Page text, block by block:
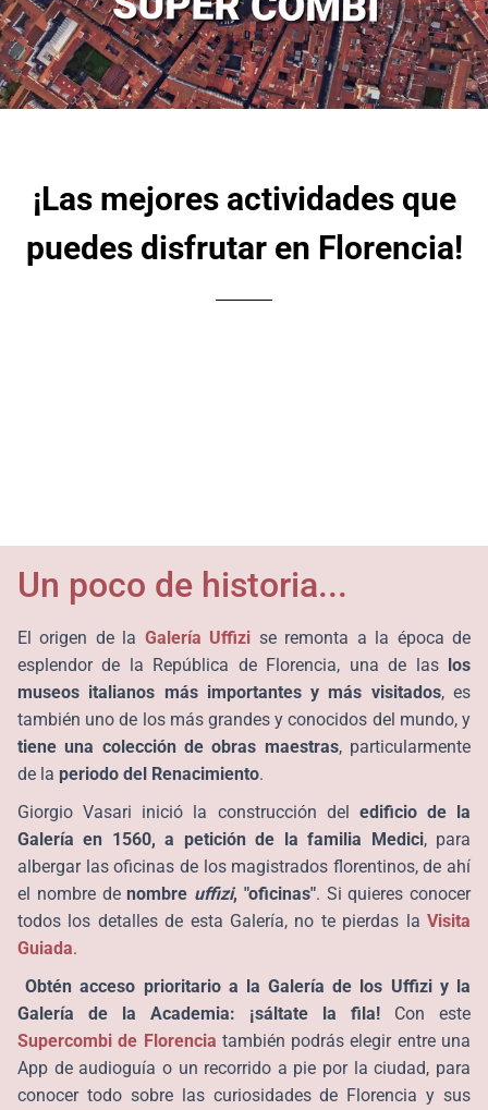
¡Las mejores actividades que
puedes disfrutar en Florencia!
Un poco de historia...
El origen de la Galería Uffizi se remonta a la época de
esplendor de la República de Florencia, una de las los
museos italianos más importantes y más visitados, es
también uno de los más grandes y conocidos del mundo, y
tiene una colección de obras maestras, particularmente
de la periodo del Renacimiento.
Giorgio Vasari inició la construcción del edificio de la
Galería en 1560, a petición de la familia Medici, para
albergar las oficinas de los magistrados florentinos, de ahí
el nombre denombre uffizi, "oficinas". Si quieres conocer
todos los detalles de esta Galería, no te pierdas la Visita
Guiada.
Obtén acceso prioritario a la Galería de los Uffizi y la
Galería de la Academia: ¡sáltate la fila! Con este
Supercombi de Florencia también podrás elegir entre una
App de audioguía o un recorrido a pie por la ciudad, para
conocer todo sobre las curiosidades de Florencia y sus